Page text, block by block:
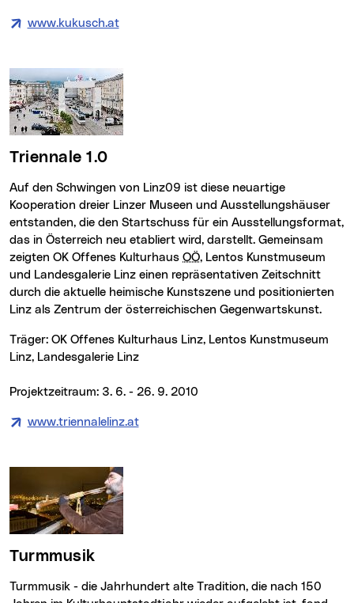
www.kukusch.at(neues Fenster)
Triennale 1.0
Auf den Schwingen von Linz09 ist diese neuartige
Kooperation dreier Linzer Museen und Ausstellungshäuser
entstanden, die den Startschuss für ein Ausstellungsformat,
das in Österreich neu etabliert wird, darstellt. Gemeinsam
zeigten OK Offenes Kulturhaus OÖ, Lentos Kunstmuseum
und Landesgalerie Linz einen repräsentativen Zeitschnitt
durch die aktuelle heimische Kunstszene und positionierten
Linz als Zentrum der österreichischen Gegenwartskunst.
Träger: OK Offenes Kulturhaus Linz, Lentos Kunstmuseum
Linz, Landesgalerie Linz
Projektzeitraum: 3. 6. - 26. 9. 2010
www.triennalelinz.at(neues Fenster)
Turmmusik
Turmmusik - die Jahrhundert alte Tradition, die nach 150